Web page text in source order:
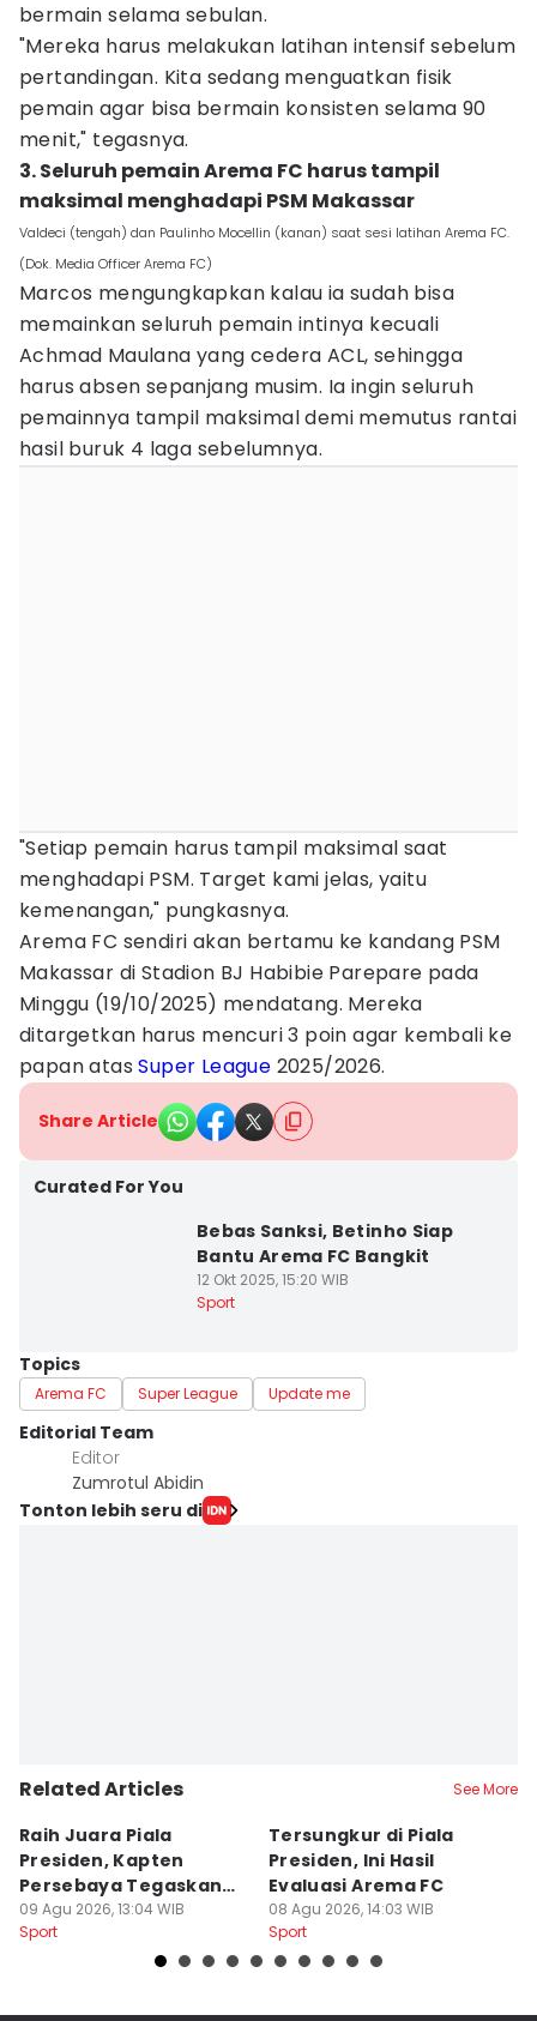
bermain selama sebulan.
"Mereka harus melakukan latihan intensif sebelum
pertandingan. Kita sedang menguatkan fisik
pemain agar bisa bermain konsisten selama 90
menit," tegasnya.
3. Seluruh pemain Arema FC harus tampil
maksimal menghadapi PSM Makassar
Valdeci (tengah) dan Paulinho Mocellin (kanan) saat sesi latihan Arema FC.
(Dok. Media Officer Arema FC)
Marcos mengungkapkan kalau ia sudah bisa
memainkan seluruh pemain intinya kecuali
Achmad Maulana yang cedera ACL, sehingga
harus absen sepanjang musim. Ia ingin seluruh
pemainnya tampil maksimal demi memutus rantai
hasil buruk 4 laga sebelumnya.
"Setiap pemain harus tampil maksimal saat
menghadapi PSM. Target kami jelas, yaitu
kemenangan," pungkasnya.
Arema FC sendiri akan bertamu ke kandang PSM
Makassar di Stadion BJ Habibie Parepare pada
Minggu (19/10/2025) mendatang. Mereka
ditargetkan harus mencuri 3 poin agar kembali ke
papan atasSuper League 2025/2026.
Share Article
Curated For You
Bebas Sanksi, Betinho Siap
Bantu Arema FC Bangkit
12 Okt 2025, 15:20 WIB
Sport
Topics
Arema FC Super League Update me
Editorial Team
Editor
Zumrotul Abidin
Tonton lebih seru di
Related Articles See More
Raih Juara Piala
Presiden, Kapten
Persebaya Tegaskan
Punya Misi Besar
09 Agu 2026, 13:04 WIB
Sport
Tersungkur di Piala
Presiden, Ini Hasil
Evaluasi Arema FC
08 Agu 2026, 14:03 WIB
Sport